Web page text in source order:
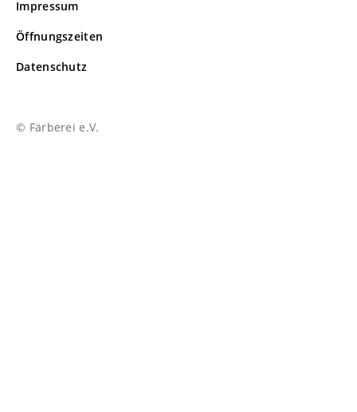
Impressum
Öffnungszeiten
Datenschutz
© Färberei e.V.